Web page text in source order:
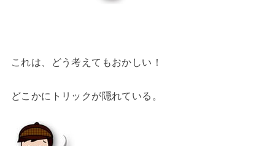
これは、どう考えてもおかしい！
どこかにトリックが隠れている。